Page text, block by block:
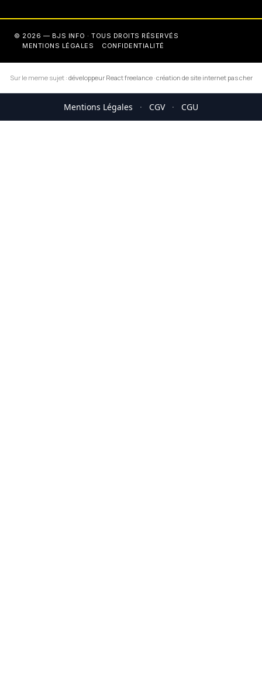
© 2026 — BJS INFO · TOUS DROITS RÉSERVÉS
MENTIONS LÉGALES
CONFIDENTIALITÉ
Sur le meme sujet : développeur React freelance·création de site internet pas cher
Mentions Légales · CGV · CGU